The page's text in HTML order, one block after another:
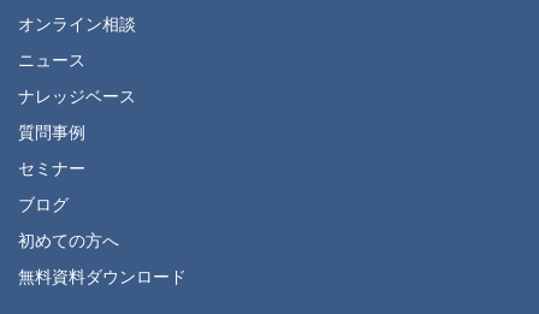
オンライン相談
ニュース
ナレッジベース
質問事例
セミナー
ブログ
初めての方へ
無料資料ダウンロード